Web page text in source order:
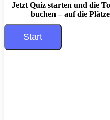
Jetzt Quiz starten und die
buchen – auf die